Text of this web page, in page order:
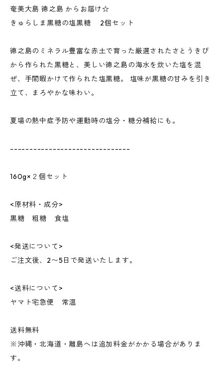
奄美大島 徳之島 からお届け☆
きゅらしま黒糖の塩黒糖 2個セット
徳之島のミネラル豊富な赤土で育った厳選されたさとうきび
から作られた黒糖と、美しい徳之島の海水を炊いた塩を混
ぜ、手間暇かけて作られた塩黒糖。 塩味が黒糖の甘みを引き
立て、まろやかな味わい。
夏場の熱中症予防や運動時の塩分・糖分補給にも。
-------------------------------
160g×２個セット
<原材料・成分>
黒糖 粗糖 食塩
<発送について>
ご注文後、2〜5日で発送いたします。
<送料について>
ヤマト宅急便 常温
送料無料
※沖縄・北海道・離島へは追加料金がかかる場合がありま
す。